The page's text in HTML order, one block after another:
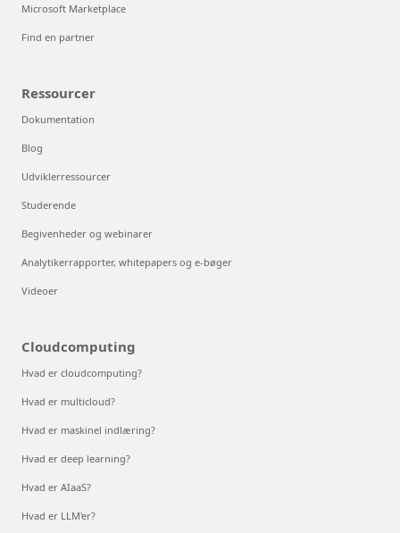
Microsoft Marketplace
Find en partner
Ressourcer
Dokumentation
Blog
Udviklerressourcer
Studerende
Begivenheder og webinarer
Analytikerrapporter, whitepapers og e-bøger
Videoer
Cloudcomputing
Hvad er cloudcomputing?
Hvad er multicloud?
Hvad er maskinel indlæring?
Hvad er deep learning?
Hvad er AIaaS?
Hvad er LLM'er?